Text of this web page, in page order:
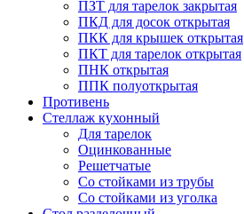
ПЗТ для тарелок закрытая
ПКД для досок открытая
ПКК для крышек открытая
ПКТ для тарелок открытая
ПНК открытая
ППК полуоткрытая
Противень
Стеллаж кухонный
Для тарелок
Оцинкованные
Решетчатые
Со стойками из трубы
Со стойками из уголка